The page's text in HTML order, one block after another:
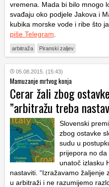
vremena. Mada bi bilo mnogo
svađaju oko podjele Jakova i
kubika morske vode i ribe što
piše Telegram
arbitraža Piranski zaljev
05.08.2015. (15:43)
Mamuzanje mrtvog konja
Cerar žali zbog
”arbitražu treba
Slovenski
zbog ostavke
sudu u
prijepora no
unatoč izlasku
nastaviti. “Izražavamo žaljenje
u arbitraži i ne razumijemo